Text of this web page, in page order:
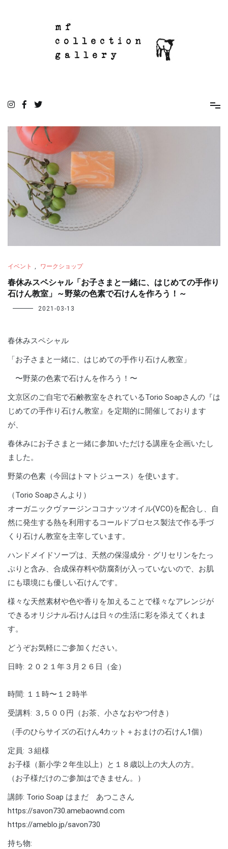
イベント , ワークショップ
春休みスペシャル「お子さまと一緒に、はじめての手作り
石けん教室」～野菜の色素で石けんを作ろう！～
2021-03-13
春休みスペシャル
「お子さまと一緒に、はじめての手作り石けん教室」
〜野菜の色素で石けんを作ろう！〜
文京区のご自宅で石鹸教室をされているTorio Soapさんの『は
じめての手作り石けん教室』を定期的に開催しております
が、
春休みにお子さまと一緒に参加いただける講座を企画いたし
ました。
野菜の色素（今回はトマトジュース）を使います。
（Torio Soapさんより）
オーガニックヴァージンココナッツオイル(VCO)を配合し、自
然に発生する熱を利用するコールドプロセス製法で作る手づ
くり石けん教室を主宰しています。
ハンドメイドソープは、天然の保湿成分・グリセリンをたっ
ぷりと含み、合成保存料や防腐剤が入っていないので、お肌
にも環境にも優しい石けんです。
様々な天然素材や色や香りを加えることで様々なアレンジが
できるオリジナル石けんは日々の生活に彩を添えてくれま
す。
どうぞお気軽にご参加ください。
日時: ２０２１年３月２６日（金）
時間: １１時〜１２時半
受講料: ３,５００円（お茶、小さなおやつ付き）
（手のひらサイズの石けん4カット＋おまけの石けん1個）
定員: ３組様
お子様（新小学２年生以上）と１８歳以上の大人の方。
（お子様だけのご参加はできません。）
講師: Torio Soap はまだ あつこさん
https://savon730.amebaownd.com
https://ameblo.jp/savon730
持ち物: